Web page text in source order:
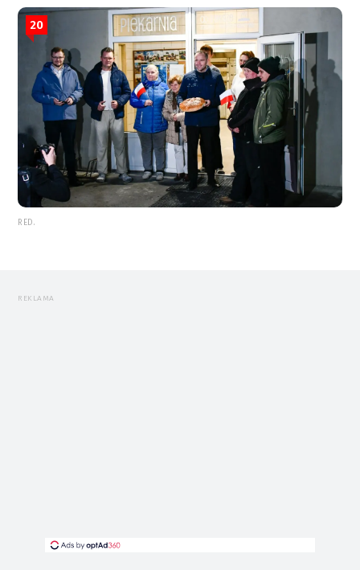
20
RED.
REKLAMA